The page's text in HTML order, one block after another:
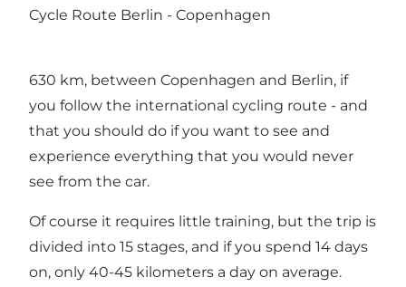
Cycle Route Berlin - Copenhagen
630 km, between Copenhagen and Berlin, if
you follow the international cycling route - and
that you should do if you want to see and
experience everything that you would never
see from the car.
Of course it requires little training, but the trip is
divided into 15 stages, and if you spend 14 days
on, only 40-45 kilometers a day on average.